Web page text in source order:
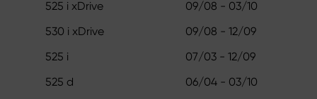
525 i xDrive
09/08 - 03/10
530 i xDrive
09/08 - 12/09
525 i
07/03 - 12/09
525 d
06/04 - 03/10